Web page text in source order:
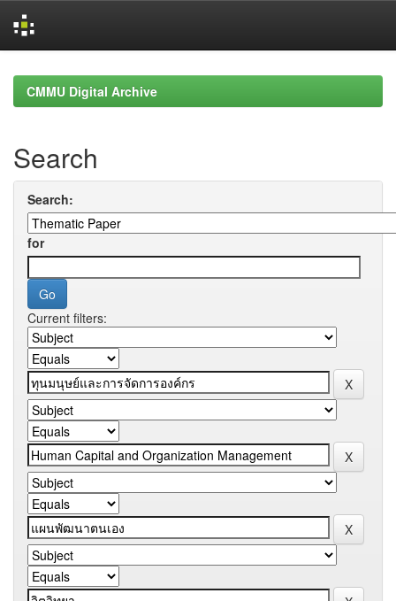
navigationCMMU Digital Archive
Search
Search:
for
Current filters: